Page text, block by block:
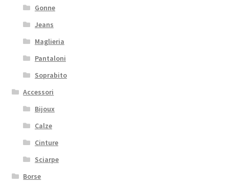
Gonne
Jeans
Maglieria
Pantaloni
Soprabito
Accessori
Bijoux
Calze
Cinture
Sciarpe
Borse